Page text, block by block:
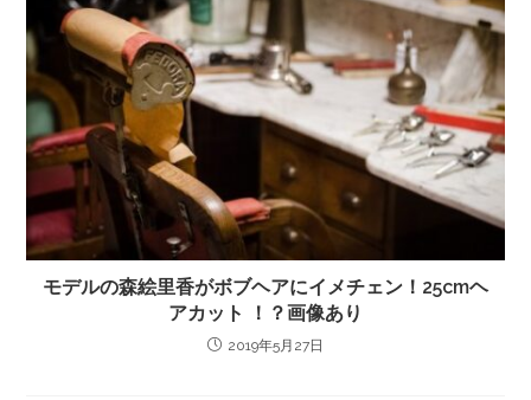
モデルの森絵里香がボブヘアにイメチェン！25cmヘ
アカット ！？画像あり
2019年5月27日